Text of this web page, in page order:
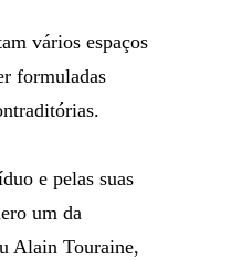
vários espaços
formuladas
e pelas suas
um da
Alain Touraine,